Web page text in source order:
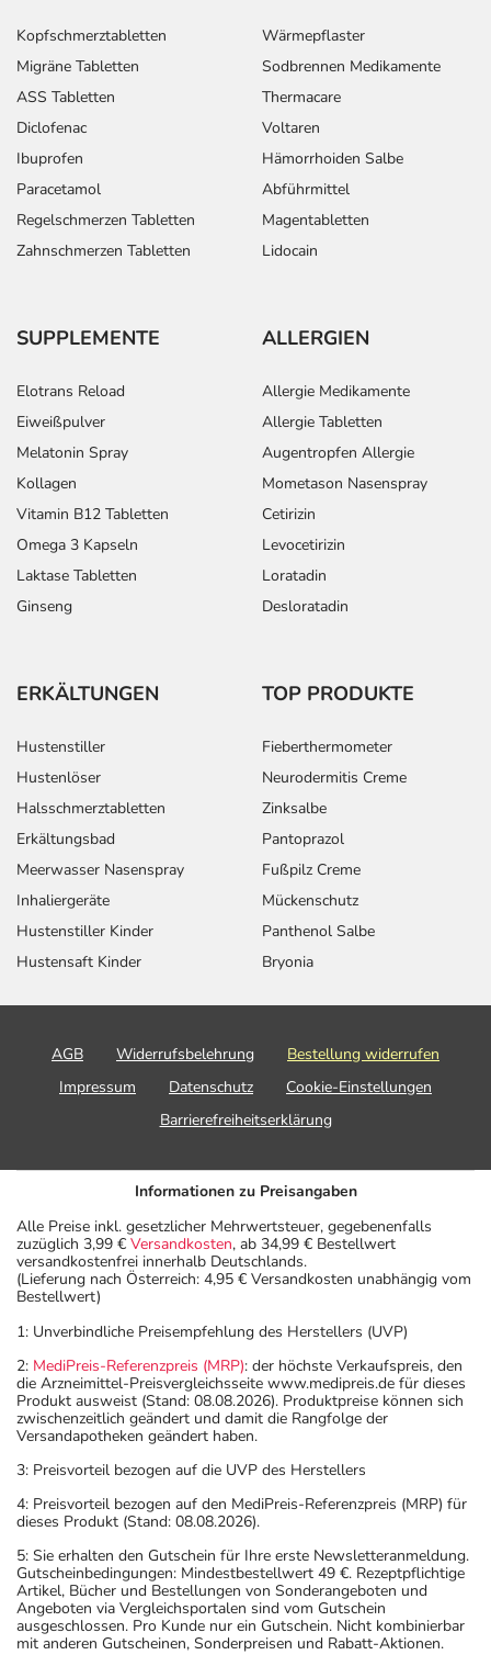
Kopfschmerztabletten
Migräne Tabletten
ASS Tabletten
Diclofenac
Ibuprofen
Paracetamol
Regelschmerzen Tabletten
Zahnschmerzen Tabletten
Wärmepflaster
Sodbrennen Medikamente
Thermacare
Voltaren
Hämorrhoiden Salbe
Abführmittel
Magentabletten
Lidocain
SUPPLEMENTE
Elotrans Reload
Eiweißpulver
Melatonin Spray
Kollagen
Vitamin B12 Tabletten
Omega 3 Kapseln
Laktase Tabletten
Ginseng
ALLERGIEN
Allergie Medikamente
Allergie Tabletten
Augentropfen Allergie
Mometason Nasenspray
Cetirizin
Levocetirizin
Loratadin
Desloratadin
ERKÄLTUNGEN
Hustenstiller
Hustenlöser
Halsschmerztabletten
Erkältungsbad
Meerwasser Nasenspray
Inhaliergeräte
Hustenstiller Kinder
Hustensaft Kinder
TOP PRODUKTE
Fieberthermometer
Neurodermitis Creme
Zinksalbe
Pantoprazol
Fußpilz Creme
Mückenschutz
Panthenol Salbe
Bryonia
AGB Widerrufsbelehrung
Bestellung widerrufen
Impressum
Datenschutz
Cookie-Einstellungen
Barrierefreiheitserklärung
Informationen zu Preisangaben
Alle Preise inkl. gesetzlicher Mehrwertsteuer, gegebenenfalls
zuzüglich 3,99 € Versandkosten, ab 34,99 € Bestellwert
versandkostenfrei innerhalb Deutschlands.
(Lieferung nach Österreich: 4,95 € Versandkosten unabhängig vom
Bestellwert)
1: Unverbindliche Preisempfehlung des Herstellers (UVP)
2: MediPreis-Referenzpreis (MRP): der höchste Verkaufspreis, den
die Arzneimittel-Preisvergleichsseite www.medipreis.de für dieses
Produkt ausweist (Stand: 08.08.2026). Produktpreise können sich
zwischenzeitlich geändert und damit die Rangfolge der
Versandapotheken geändert haben.
3: Preisvorteil bezogen auf die UVP des Herstellers
4: Preisvorteil bezogen auf den MediPreis-Referenzpreis (MRP) für
dieses Produkt (Stand: 08.08.2026).
5: Sie erhalten den Gutschein für Ihre erste Newsletteranmeldung.
Gutscheinbedingungen: Mindestbestellwert 49 €. Rezeptpflichtige
Artikel, Bücher und Bestellungen von Sonderangeboten und
Angeboten via Vergleichsportalen sind vom Gutschein
ausgeschlossen. Pro Kunde nur ein Gutschein. Nicht kombinierbar
mit anderen Gutscheinen, Sonderpreisen und Rabatt-Aktionen.